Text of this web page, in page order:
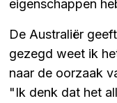
eigenschappen
De Australiër
gezegd weet ik
naar de oorzaak
"Ik denk dat het